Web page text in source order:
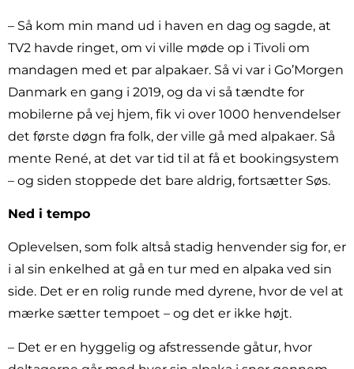
– Så kom min mand ud i haven en dag og sagde, at
TV2 havde ringet, om vi ville møde op i Tivoli om
mandagen med et par alpakaer. Så vi var i Go’Morgen
Danmark en gang i 2019, og da vi så tændte for
mobilerne på vej hjem, fik vi over 1000 henvendelser
det første døgn fra folk, der ville gå med alpakaer. Så
mente René, at det var tid til at få et bookingsystem
– og siden stoppede det bare aldrig, fortsætter Søs.
Ned i tempo
Oplevelsen, som folk altså stadig henvender sig for, er
i al sin enkelhed at gå en tur med en alpaka ved sin
side. Det er en rolig runde med dyrene, hvor de vel at
mærke sætter tempoet – og det er ikke højt.
– Det er en hyggelig og afstressende gåtur, hvor